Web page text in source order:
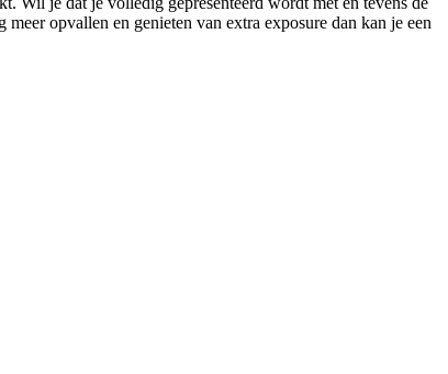
opvallen en genieten van extra exposure dan kan je een